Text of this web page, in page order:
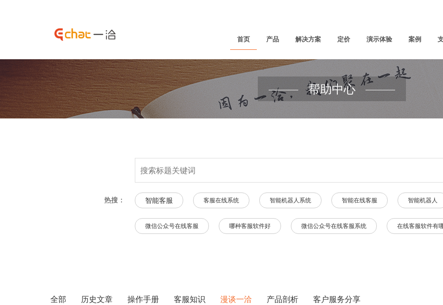
首页 产品 解决方案 定价 演示体验 案例
帮助中心
热搜： 智能客服 客服在线系统 智能机器人系统 智能在线客服 智能机器人
微信公众号在线客服 哪种客服软件好 微信公众号在线客服系统 在线客服软件有
全部 历史文章 操作手册 客服知识 漫谈一洽 产品剖析 客户服务分享